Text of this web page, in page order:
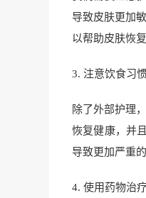
导致皮肤更加
以帮助皮肤恢
3. 注意饮食习
除了外部护理
恢复健康，并
导致更加严重
4. 使用药物治